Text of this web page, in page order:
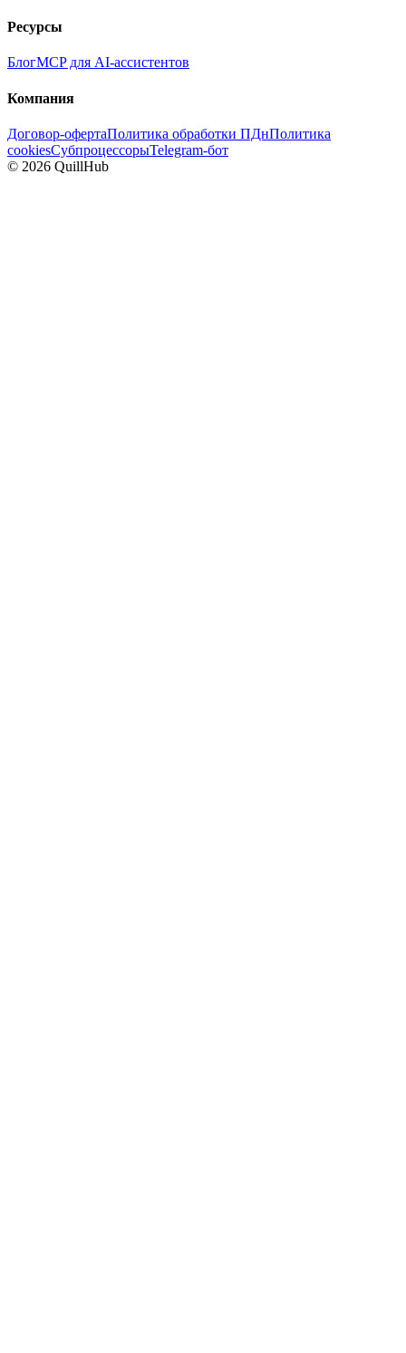
Ресурсы
БлогMCP для AI-ассистентов
Компания
Договор-офертаПолитика обработки ПДнПолитика
cookiesСубпроцессорыTelegram-бот
© 2026 QuillHub